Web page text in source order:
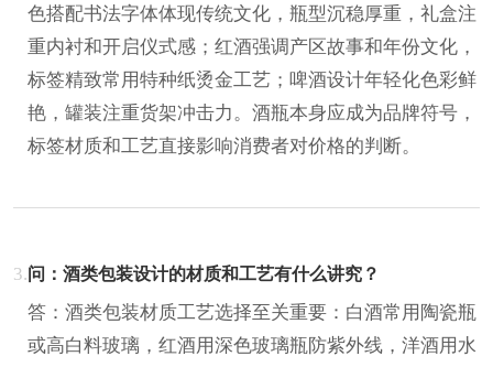
色搭配书法字体体现传统文化，瓶型沉稳厚重，礼盒注
重内衬和开启仪式感；红酒强调产区故事和年份文化，
标签精致常用特种纸烫金工艺；啤酒设计年轻化色彩鲜
艳，罐装注重货架冲击力。酒瓶本身应成为品牌符号，
标签材质和工艺直接影响消费者对价格的判断。
3.问：酒类包装设计的材质和工艺有什么讲究？
答：酒类包装材质工艺选择至关重要：白酒常用陶瓷瓶
或高白料玻璃，红酒用深色玻璃瓶防紫外线，洋酒用水